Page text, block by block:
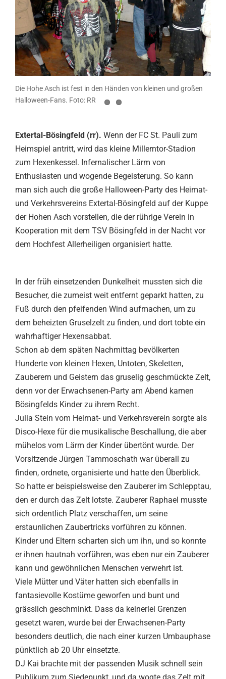
Die Hohe Asch ist fest in den Händen von kleinen und großen
Halloween-Fans. Foto: RR
Extertal-Bösingfeld (rr). Wenn der FC St. Pauli zum
Heimspiel antritt, wird das kleine Millerntor-Stadion
zum Hexenkessel. Infernalischer Lärm von
Enthusiasten und wogende Begeisterung. So kann
man sich auch die große Halloween-Party des Heimat-
und Verkehrsvereins Extertal-Bösingfeld auf der Kuppe
der Hohen Asch vorstellen, die der rührige Verein in
Kooperation mit dem TSV Bösingfeld in der Nacht vor
dem Hochfest Allerheiligen organisiert hatte.
In der früh einsetzenden Dunkelheit mussten sich die
Besucher, die zumeist weit entfernt geparkt hatten, zu
Fuß durch den pfeifenden Wind aufmachen, um zu
dem beheizten Gruselzelt zu finden, und dort tobte ein
wahrhaftiger Hexensabbat.
Schon ab dem späten Nachmittag bevölkerten
Hunderte von kleinen Hexen, Untoten, Skeletten,
Zauberern und Geistern das gruselig geschmückte Zelt,
denn vor der Erwachsenen-Party am Abend kamen
Bösingfelds Kinder zu ihrem Recht.
Julia Stein vom Heimat- und Verkehrsverein sorgte als
Disco-Hexe für die musikalische Beschallung, die aber
mühelos vom Lärm der Kinder übertönt wurde. Der
Vorsitzende Jürgen Tammoschath war überall zu
finden, ordnete, organisierte und hatte den Überblick.
So hatte er beispielsweise den Zauberer im Schlepptau,
den er durch das Zelt lotste. Zauberer Raphael musste
sich ordentlich Platz verschaffen, um seine
erstaunlichen Zaubertricks vorführen zu können.
Kinder und Eltern scharten sich um ihn, und so konnte
er ihnen hautnah vorführen, was eben nur ein Zauberer
kann und gewöhnlichen Menschen verwehrt ist.
Viele Mütter und Väter hatten sich ebenfalls in
fantasievolle Kostüme geworfen und bunt und
grässlich geschminkt. Dass da keinerlei Grenzen
gesetzt waren, wurde bei der Erwachsenen-Party
besonders deutlich, die nach einer kurzen Umbauphase
pünktlich ab 20 Uhr einsetzte.
DJ Kai brachte mit der passenden Musik schnell sein